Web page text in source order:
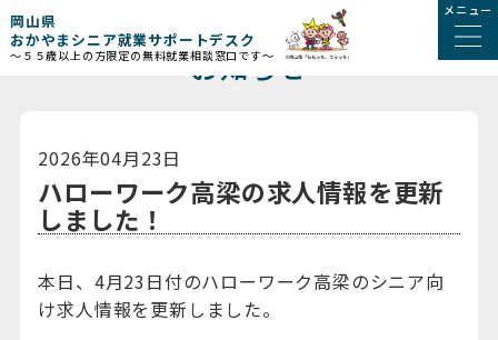
岡山県
おかやまシニア就業サポートデスク
～５５歳以上の方限定の無料就業相談窓口です～
メニュー
お知らせ
2026年04月23日
ハローワーク高梁の求人情報を更新
しました！
本日、4月23日付のハローワーク高梁のシニア向
け求人情報を更新しました。